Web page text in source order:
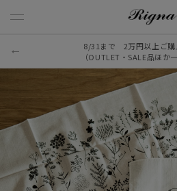
8/31まで 2万円以上ご購
（OUTLET・SALE品ほか